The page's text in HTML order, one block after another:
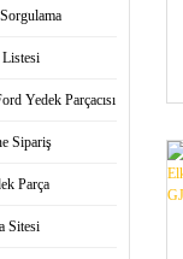
Listesi
Yedek Parçacısı
Sipariş
Parça
Sitesi